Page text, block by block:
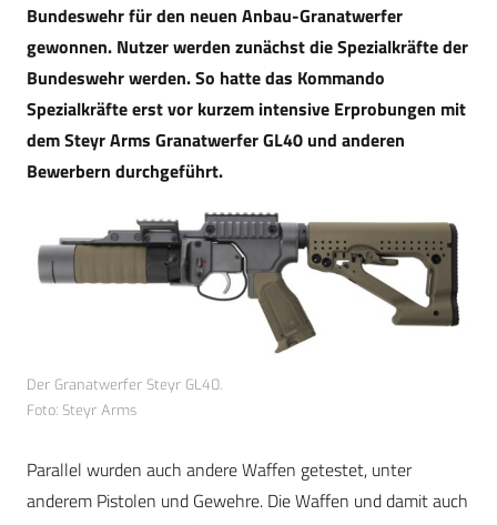
Bundeswehr für den neuen Anbau-Granatwerfer
gewonnen. Nutzer werden zunächst die Spezialkräfte der
Bundeswehr werden. So hatte das Kommando
Spezialkräfte erst vor kurzem intensive Erprobungen mit
dem Steyr Arms Granatwerfer GL40 und anderen
Bewerbern durchgeführt.
Der Granatwerfer Steyr GL40.
Foto: Steyr Arms
Parallel wurden auch andere Waffen getestet, unter
anderem Pistolen und Gewehre. Die Waffen und damit auch